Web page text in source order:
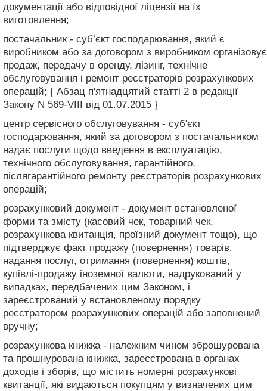
документації або відповідної ліцензії на їх
виготовлення;
постачальник - суб’єкт господарювання, який є
виробником або за договором з виробником організовує
продаж, передачу в оренду, лізинг, технічне
обслуговування і ремонт реєстраторів розрахункових
операцій; { Абзац п'ятнадцятий статті 2 в редакції
Закону N 569-VIII від 01.07.2015 }
центр сервісного обслуговування - суб'єкт
господарювання, який за договором з постачальником
надає послуги щодо введення в експлуатацію,
технічного обслуговування, гарантійного,
післягарантійного ремонту реєстраторів розрахункових
операцій;
розрахунковий документ - документ встановленої
форми та змісту (касовий чек, товарний чек,
розрахункова квитанція, проїзний документ тощо), що
підтверджує факт продажу (повернення) товарів,
надання послуг, отримання (повернення) коштів,
купівлі-продажу іноземної валюти, надрукований у
випадках, передбачених цим Законом, і
зареєстрований у встановленому порядку
реєстратором розрахункових операцій або заповнений
вручну;
розрахункова книжка - належним чином зброшурована
та прошнурована книжка, зареєстрована в органах
доходів і зборів, що містить номерні розрахункові
квитанції, які видаються покупцям у визначених цим